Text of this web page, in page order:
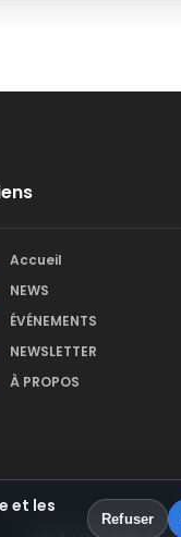
Accueil
NEWS
ÉVÉNEMENTS
NEWSLETTER
À PROPOS
et les
Refuser